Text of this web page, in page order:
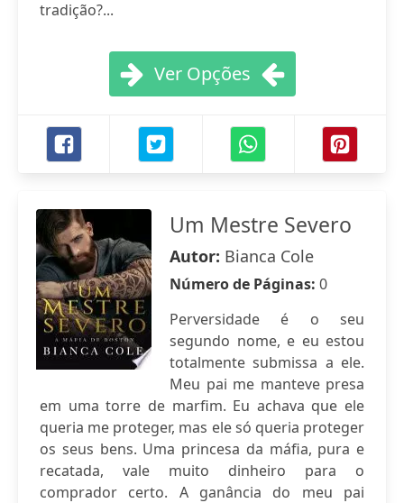
tradição?...
Ver Opções
Um Mestre Severo
Autor: Bianca Cole
Número de Páginas: 0
Perversidade é o seu
segundo nome, e eu estou
totalmente submissa a ele.
Meu pai me manteve presa
em uma torre de marfim. Eu achava que ele
queria me proteger, mas ele só queria proteger
os seus bens. Uma princesa da máfia, pura e
recatada, vale muito dinheiro para o
comprador certo. A ganância do meu pai